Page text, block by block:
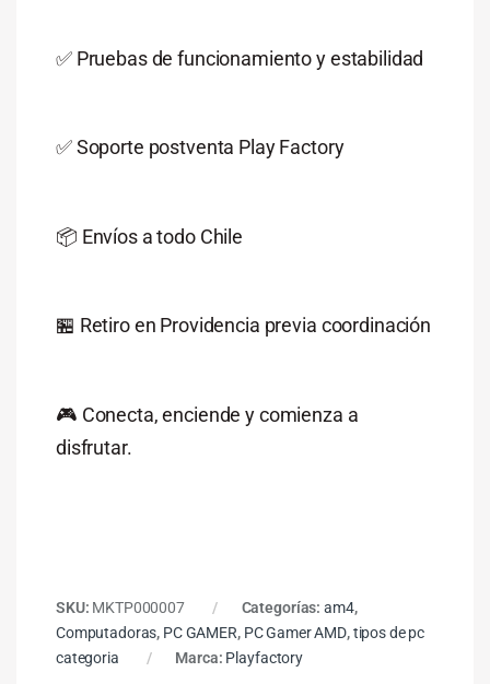
✅ Pruebas de funcionamiento y estabilidad
✅ Soporte postventa Play Factory
📦 Envíos a todo Chile
🏪 Retiro en Providencia previa coordinación
🎮 Conecta, enciende y comienza a
disfrutar.
SKU: MKTP000007 Categorías: am4,
Computadoras, PC GAMER, PC Gamer AMD,tipos de pc
categoria
Marca: Playfactory